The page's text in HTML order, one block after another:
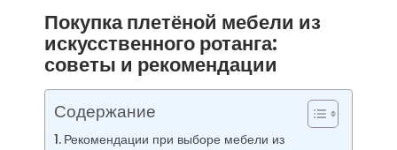
Покупка плетёной мебели из
искусственного ротанга:
советы и рекомендации
Содержание
Рекомендации при выборе мебели из